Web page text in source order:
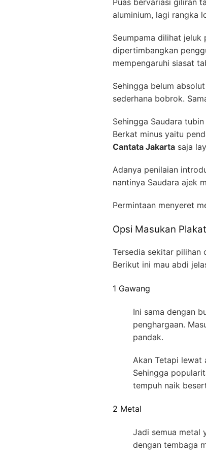
aluminium, lagi rangka
Seumpama dilihat
dipertimbangkan
mempengaruhi siasat
Sehingga belum
sederhana bobrok.
Sehingga Saudara
Berkat minus yaitu
Cantata Jakarta saja
Adanya penilaian
nantinya Saudara ajek
Permintaan menyeret
Opsi Masukan
Tersedia sekitar pilihan
Berikut ini mau abdi
1 Gawang
Ini sama dengan
penghargaan.
pandak.
Akan Tetapi lewat
Sehingga
tempuh naik
2 Metal
Jadi semua metal
dengan tembaga